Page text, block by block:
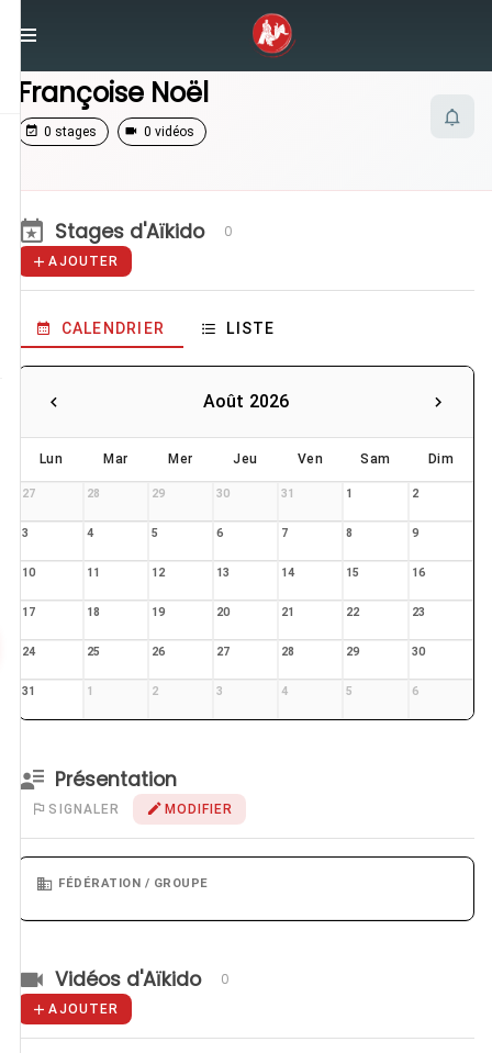
Françoise Noël
Françoise Noël
0 stages 0 vidéos
Stages d'Aïkido 0
AJOUTER
CALENDRIER LISTE
Août 2026
Lun Mar Mer Jeu Ven Sam Dim
27 28 29 30 31 1 2
3 4 5 6 7 8 9
10 11 12 13 14 15 16
17 18 19 20 21 22 23
24 25 26 27 28 29 30
31 1 2 3 4 5 6
Présentation
SIGNALER MODIFIER
FÉDÉRATION / GROUPE
Vidéos d'Aïkido 0
AJOUTER